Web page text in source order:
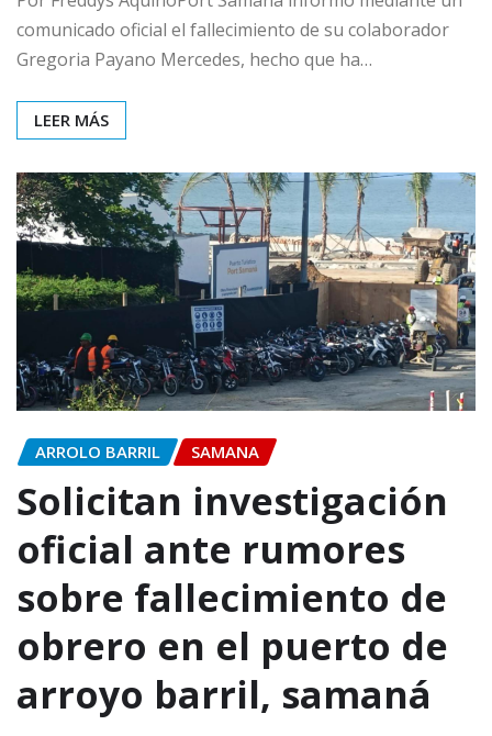
comunicado oficial el fallecimiento de su colaborador
Gregoria Payano Mercedes, hecho que ha…
LEER MÁS
ARROLO BARRIL SAMANA
Solicitan investigación
oficial ante rumores
sobre fallecimiento de
obrero en el puerto de
arroyo barril, samaná